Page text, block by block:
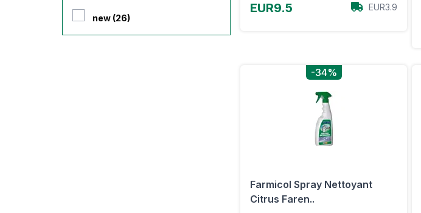
new (26)
EUR9.5 EUR3.9
-34%
Farmicol Spray Nettoyant
Citrus Faren..